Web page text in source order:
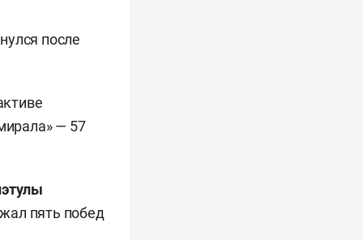
после
— 57
пять побед